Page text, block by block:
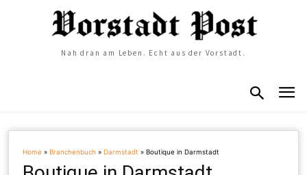
Nah dran am Leben. Echt aus der Vorstadt.
Home »Branchenbuch »Darmstadt »Boutique in Darmstadt